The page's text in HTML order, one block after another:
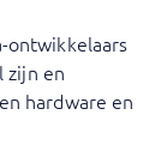
ontwikkelaars
zijn en
hardware en